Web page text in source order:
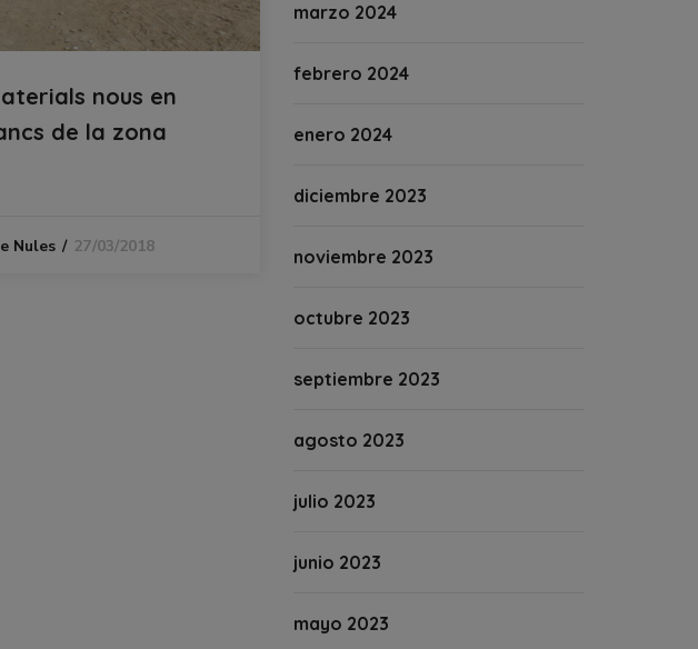
nous en
de la zona
Nules 27/03/2018
marzo 2024
febrero 2024
enero 2024
diciembre 2023
noviembre 2023
octubre 2023
septiembre 2023
agosto 2023
julio 2023
junio 2023
mayo 2023